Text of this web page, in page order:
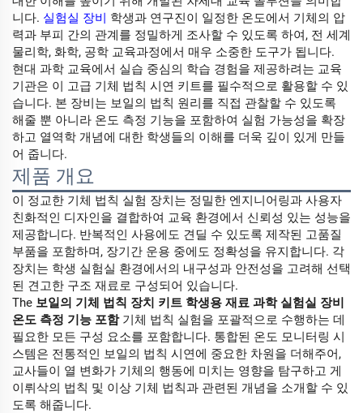
니다. 실험실 장비 학생과 연구진이 일정한 온도에서 기체의 압
력과 부피 간의 관계를 정밀하게 조사할 수 있도록 하여, 전 세계
물리학, 화학, 공학 교육과정에서 매우 소중한 도구가 됩니다.
현대 과학 교육에서 실습 중심의 학습 경험을 제공하려는 교육
기관은 이 고급 기체 법칙 시연 키트를 필수적으로 활용할 수 있
습니다. 본 장비는 보일의 법칙 원리를 직접 관찰할 수 있도록
해줄 뿐 아니라 온도 측정 기능을 포함하여 실험 가능성을 확장
하고 열역학 개념에 대한 학생들의 이해를 더욱 깊이 있게 만들
어 줍니다.
제품 개요
이 정교한 기체 법칙 실험 장치는 정밀한 엔지니어링과 사용자
친화적인 디자인을 결합하여 교육 환경에서 신뢰성 있는 성능을
제공합니다. 반복적인 사용에도 견딜 수 있도록 제작된 고품질
부품을 포함하며, 장기간 운용 중에도 정확성을 유지합니다. 각
장치는 학생 실험실 환경에서의 내구성과 안전성을 고려해 선택
된 견고한 구조 재료로 구성되어 있습니다.
The 보일의 기체 법칙 장치 키트 학생용 재료 과학 실험실 장비
온도 측정 기능 포함 기체 법칙 실험을 포괄적으로 수행하는 데
필요한 모든 구성 요소를 포함합니다. 통합된 온도 모니터링 시
스템은 전통적인 보일의 법칙 시연에 중요한 차원을 더해주어,
교사들이 열 변화가 기체의 행동에 미치는 영향을 탐구하고 게
이뤼삭의 법칙 및 이상 기체 법칙과 관련된 개념을 소개할 수 있
도록 해줍니다.